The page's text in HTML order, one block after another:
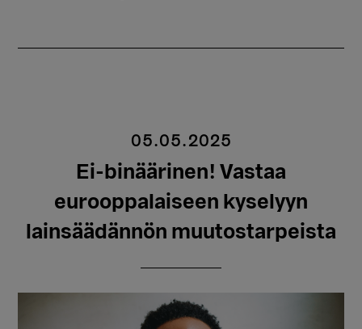
05.05.2025
Ei-binäärinen! Vastaa
eurooppalaiseen kyselyyn
lainsäädännön muutostarpeista